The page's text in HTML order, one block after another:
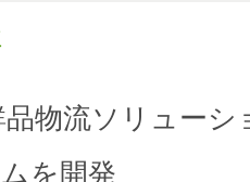
物流ソリューシ
を開発